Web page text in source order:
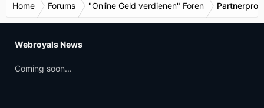
Home Forums "Online Geld verdienen" Foren
Webroyals News
Coming soon...